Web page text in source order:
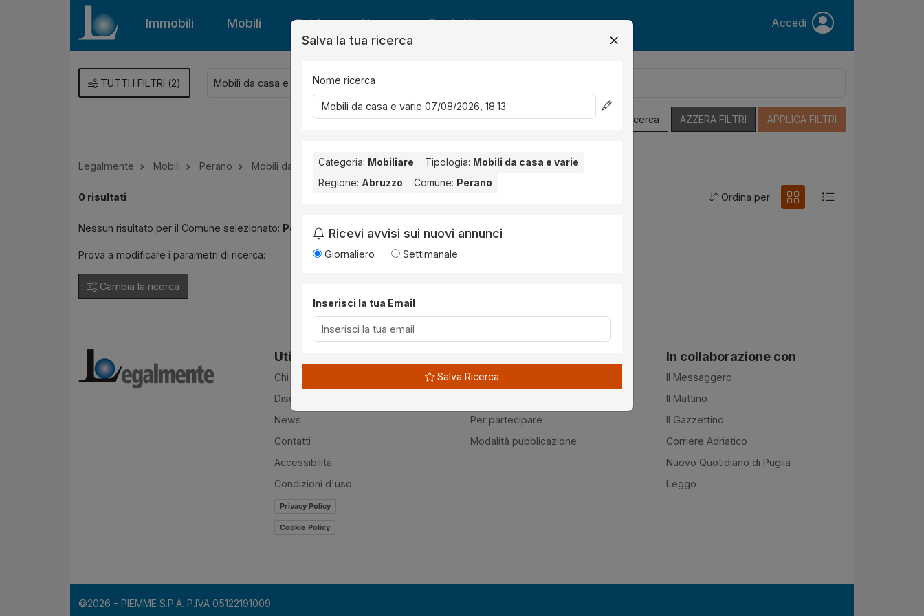
Immobili Mobili Guide News Contatti Accedi
TUTTI I FILTRI (2)
Salva Ricerca AZZERA FILTRI APPLICA FILTRI
Legalmente Mobili Perano Mobili da casa e varie
0 risultati Ordina per
Nessun risultato per il Comune selezionato: Perano. Nessun risultato per la Provincia selezionata:
Prova a modificare i parametri di ricerca:
Cambia la ricerca
Utilità
Chi siamo
Disclaimer
News
Contatti
Accessibilità
Condizioni d'uso
Privacy Policy
Cookie Policy
Normativa
Per partecipare
Modalità pubblicazione
In collaborazione con
Il Messaggero
Il Mattino
Il Gazzettino
Corriere Adriatico
Nuovo Quotidiano di Puglia
Leggo
©2026 - PIEMME S.P.A. P.IVA 05122191009
Salva la tua ricerca
Nome ricerca
Categoria: Mobiliare Tipologia: Mobili da casa e varie
Regione: Abruzzo Comune: Perano
Ricevi avvisi sui nuovi annunci
Giornaliero Settimanale
Inserisci la tua Email
Salva Ricerca